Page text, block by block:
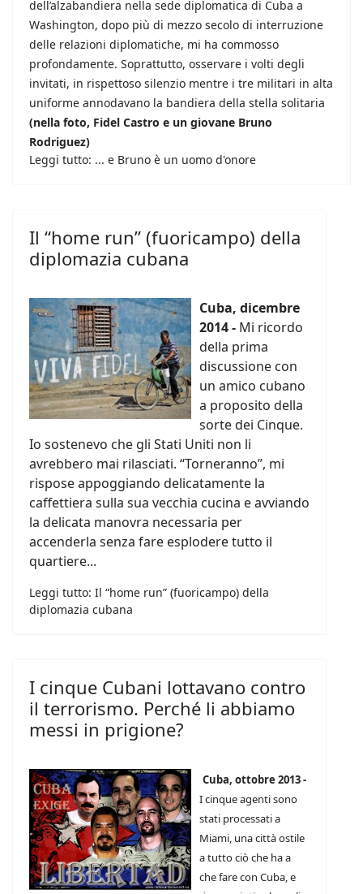
dell’alzabandiera nella sede diplomatica di Cuba a
Washington, dopo più di mezzo secolo di interruzione
delle relazioni diplomatiche, mi ha commosso
profondamente. Soprattutto, osservare i volti degli
invitati, in rispettoso silenzio mentre i tre militari in alta
uniforme annodavano la bandiera della stella solitaria
(nella foto, Fidel Castro e un giovane Bruno
Rodriguez)
Leggi tutto: ... e Bruno è un uomo d'onore
Il “home run” (fuoricampo) della
diplomazia cubana
Cuba, dicembre
2014 - Mi ricordo
della prima
discussione con
un amico cubano
a proposito della
sorte dei Cinque.
Io sostenevo che gli Stati Uniti non li
avrebbero mai rilasciati. “Torneranno”, mi
rispose appoggiando delicatamente la
caffettiera sulla sua vecchia cucina e avviando
la delicata manovra necessaria per
accenderla senza fare esplodere tutto il
quartiere...
Leggi tutto: Il “home run” (fuoricampo) della
diplomazia cubana
I cinque Cubani lottavano contro
il terrorismo. Perché li abbiamo
messi in prigione?
Cuba, ottobre 2013 -
I cinque agenti sono
stati processati a
Miami, una città ostile
a tutto ciò che ha a
che fare con Cuba, e